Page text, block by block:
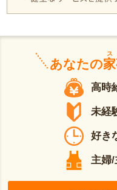
あなたの
高時
未経
好き
主婦/